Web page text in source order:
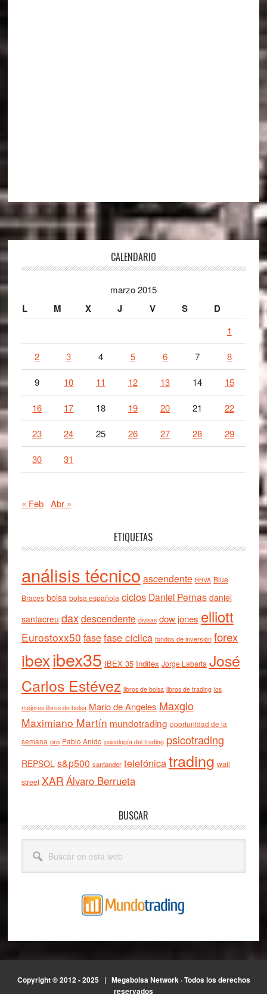
CALENDARIO
marzo 2015
L M X J V S D
1
2 3 4 5 6 7 8
9 10 11 12 13 14 15
16 17 18 19 20 21 22
23 24 25 26 27 28 29
30 31
« Feb Abr »
ETIQUETAS
análisis técnico ascendente BBVA Blue
Braces bolsa bolsa española ciclos Daniel Pernas daniel
santacreu daxdescendente divisas dow jones elliott
Eurostoxx50 fasefase cíclica fondos de inversión forex
ibexibex35 IBEX 35 Inditex Jorge Labarta José
Carlos Estévez libros de bolsa libros de trading los
mejores libros de bolsa Mario de Angeles Maxglo
Maximiano Martín mundotrading oportunidad de la
semana oro Pablo Anido psicología del trading psicotrading
REPSOL s&p500 santander telefónicatrading wall
street XAR Álvaro Berrueta
BUSCAR
esta
Copyright © 2012 - 2025 | Megabolsa Network· Todos los derechos
reservados